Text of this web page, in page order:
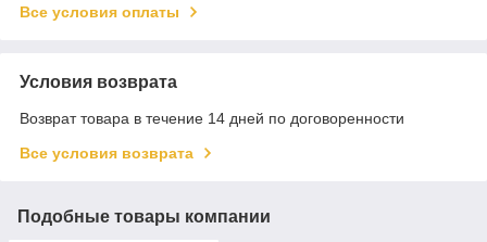
Все условия оплаты
Условия возврата
Возврат товара в течение 14 дней по договоренности
Все условия возврата
Подобные товары компании